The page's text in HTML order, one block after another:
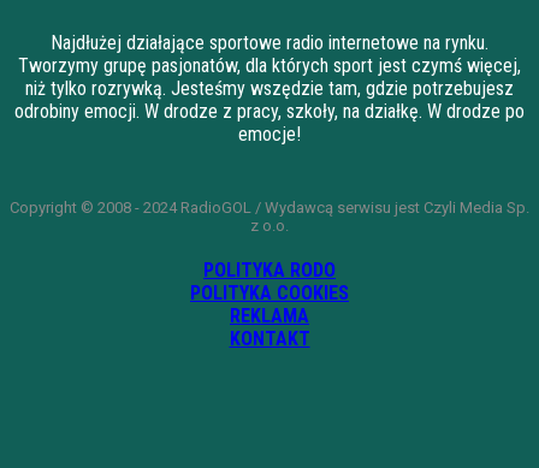
Najdłużej działające sportowe radio internetowe na rynku.
Tworzymy grupę pasjonatów, dla których sport jest czymś więcej,
niż tylko rozrywką. Jesteśmy wszędzie tam, gdzie potrzebujesz
odrobiny emocji. W drodze z pracy, szkoły, na działkę. W drodze po
emocje!
Copyright © 2008 - 2024 RadioGOL / Wydawcą serwisu jest Czyli Media Sp.
z o.o.
POLITYKA RODO
POLITYKA COOKIES
REKLAMA
KONTAKT